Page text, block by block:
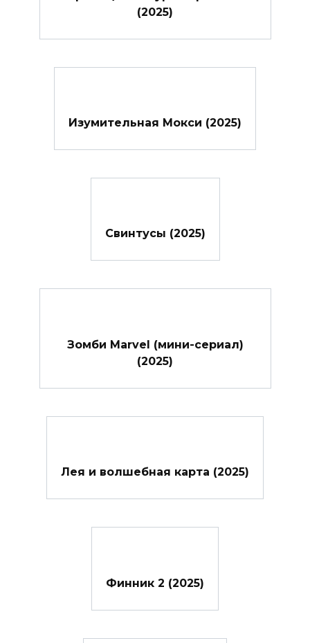
(2025)
Изумительная Мокси (2025)
Свинтусы (2025)
Зомби Marvel (мини-сериал)
(2025)
Лея и волшебная карта (2025)
Финник 2 (2025)